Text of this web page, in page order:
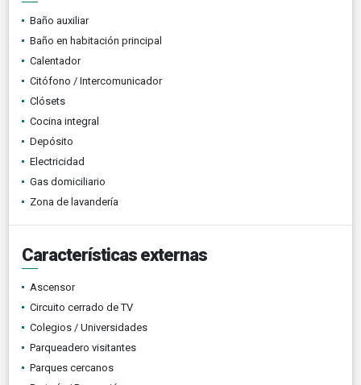
Baño auxiliar
Baño en habitación principal
Calentador
Citófono / Intercomunicador
Clósets
Cocina integral
Depósito
Electricidad
Gas domiciliario
Zona de lavandería
Características externas
Ascensor
Circuito cerrado de TV
Colegios / Universidades
Parqueadero visitantes
Parques cercanos